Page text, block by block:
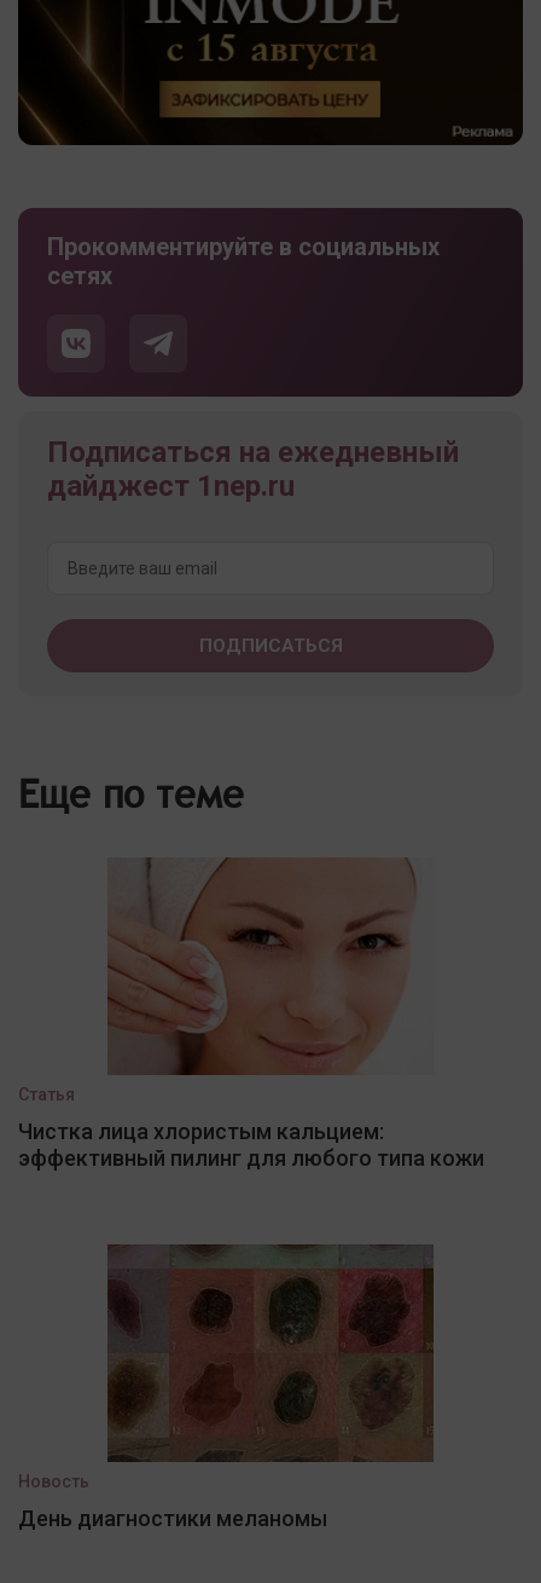
Прокомментируйте в социальных
сетях
Подписаться на ежедневный
дайджест 1nep.ru
Еще по теме
Статья
Чистка лица хлористым кальцием:
эффективный пилинг для любого типа кожи
Новость
День диагностики меланомы